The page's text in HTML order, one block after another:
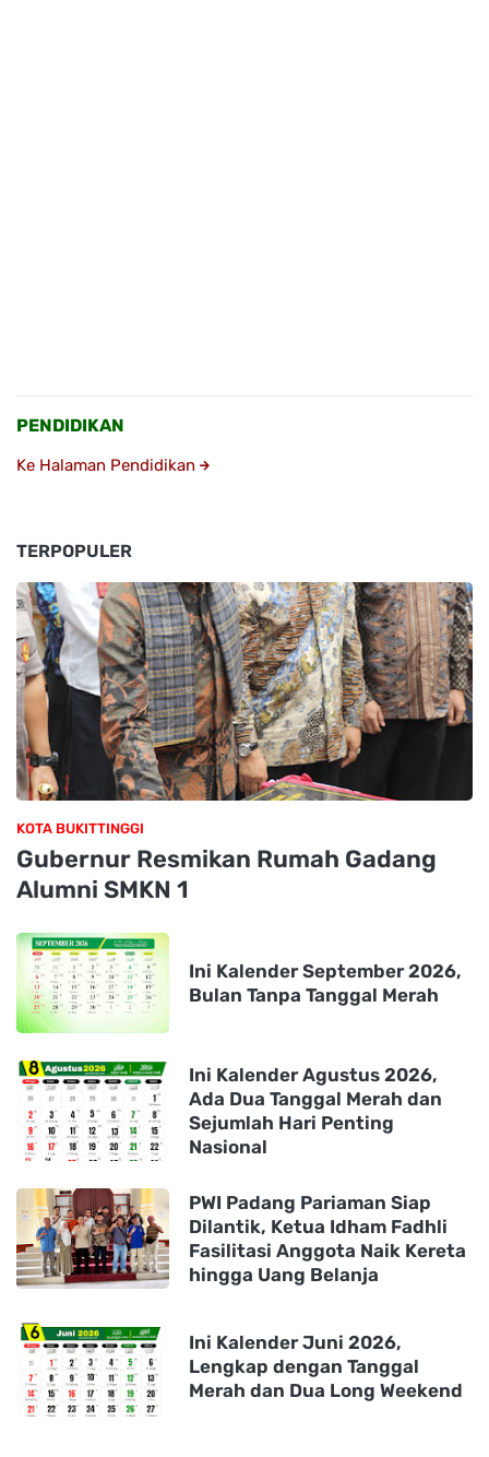
PENDIDIKAN
Ke Halaman Pendidikan
TERPOPULER
KOTA BUKITTINGGI
Gubernur Resmikan Rumah Gadang
Alumni SMKN 1
Ini Kalender September 2026,
Bulan Tanpa Tanggal Merah
Ini Kalender Agustus 2026,
Ada Dua Tanggal Merah dan
Sejumlah Hari Penting
Nasional
PWI Padang Pariaman Siap
Dilantik, Ketua Idham Fadhli
Fasilitasi Anggota Naik Kereta
hingga Uang Belanja
Ini Kalender Juni 2026,
Lengkap dengan Tanggal
Merah dan Dua Long Weekend